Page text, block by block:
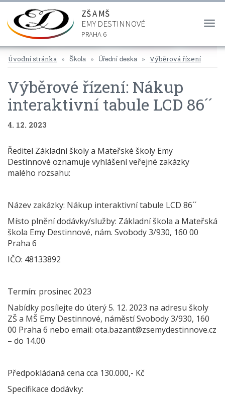
ZŠ A MŠ
EMY DESTINNOVÉ
PRAHA 6
Úvodní stránka Škola Úřední deska Výběrová řízení
Výběrové řízení: Nákup
interaktivní tabule LCD 86´´
4. 12. 2023
Ředitel Základní školy a Mateřské školy Emy
Destinnové oznamuje vyhlášení veřejné zakázky
malého rozsahu:
Název zakázky: Nákup interaktivní tabule LCD 86´´
Místo plnění dodávky/služby: Základní škola a Mateřská
škola Emy Destinnové, nám. Svobody 3/930, 160 00
Praha 6
IČO: 48133892
Termín: prosinec 2023
Nabídky posílejte do úterý 5. 12. 2023 na adresu školy
ZŠ a MŠ Emy Destinnové, náměstí Svobody 3/930, 160
00 Praha 6 nebo email: ota.bazant@zsemydestinnove.cz
– do 14.00
Předpokládaná cena cca 130.000,- Kč
Specifikace dodávky: